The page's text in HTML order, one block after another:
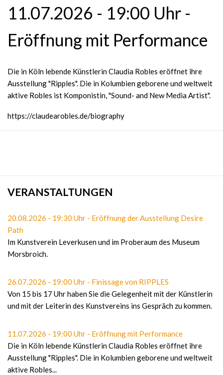
11.07.2026 - 19:00 Uhr -
Eröffnung mit Performance
Die in Köln lebende Künstlerin Claudia Robles eröffnet ihre
Ausstellung "Ripples". Die in Kolumbien geborene und weltweit
aktive Robles ist Komponistin, "Sound- and New Media Artist".
https://claudearobles.de/biography
VERANSTALTUNGEN
20.08.2026 - 19:30 Uhr - Eröffnung der Ausstellung Desire
Path
Im Kunstverein Leverkusen und im Proberaum des Museum
Morsbroich.
26.07.2026 - 19:00 Uhr - Finissage von RIPPLES
Von 15 bis 17 Uhr haben Sie die Gelegenheit mit der Künstlerin
und mit der Leiterin des Kunstvereins ins Gespräch zu kommen.
11.07.2026 - 19:00 Uhr - Eröffnung mit Performance
Die in Köln lebende Künstlerin Claudia Robles eröffnet ihre
Ausstellung "Ripples". Die in Kolumbien geborene und weltweit
aktive Robles...